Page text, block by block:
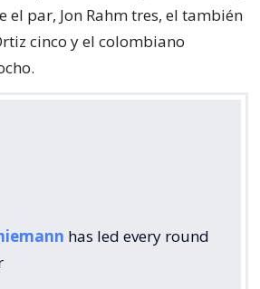
el par, Jon Rahm tres, el también
cinco y el colombiano
has led every round